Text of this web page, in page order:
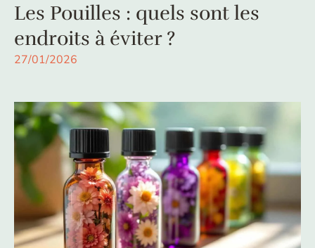
Les Pouilles : quels sont les
endroits à éviter ?
27/01/2026